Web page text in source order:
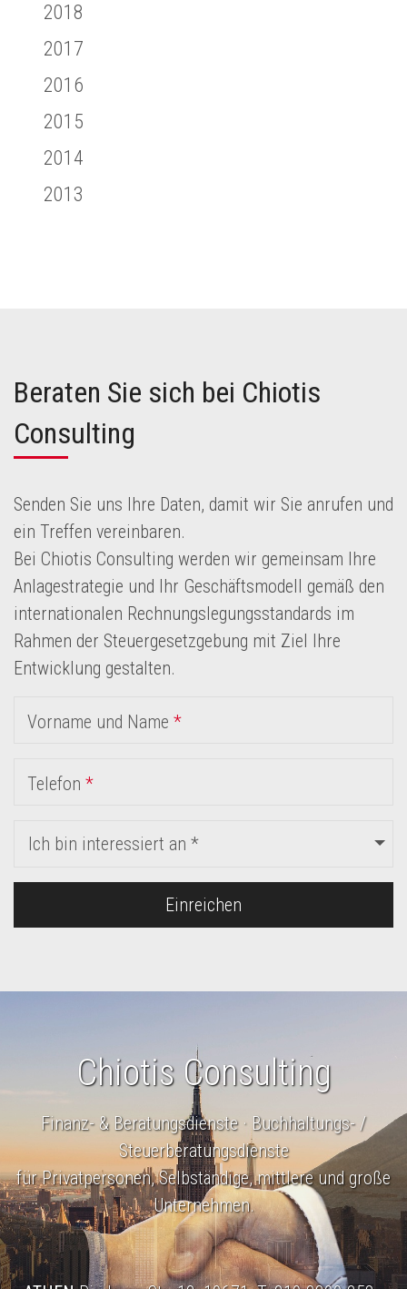
2018
2017
2016
2015
2014
2013
Beraten Sie sich bei Chiotis
Consulting
Senden Sie uns Ihre Daten, damit wir Sie anrufen und
ein Treffen vereinbaren.
Bei Chiotis Consulting werden wir gemeinsam Ihre
Anlagestrategie und Ihr Geschäftsmodell gemäß den
internationalen Rechnungslegungsstandards im
Rahmen der Steuergesetzgebung mit Ziel Ihre
Entwicklung gestalten.
Vorname und Name *
Telefon *
Ich bin interessiert an *
Einreichen
Chiotis Consulting
Finanz- & Beratungsdienste · Buchhaltungs- /
Steuerberatungsdienste
für Privatpersonen, Selbständige, mittlere und große
Unternehmen.